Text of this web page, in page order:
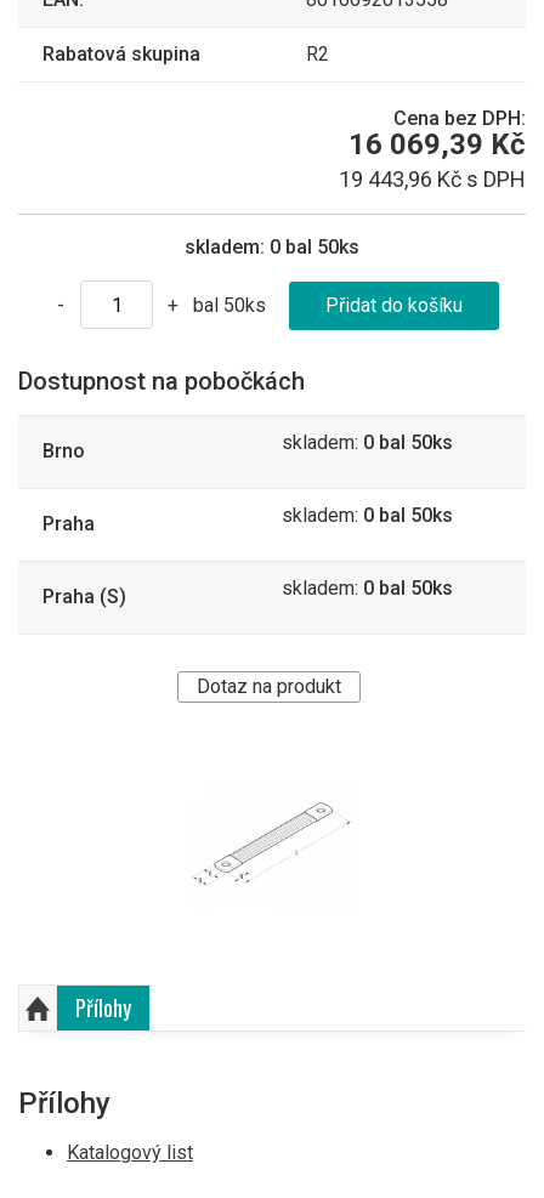
Rabatová skupina R2
Cena bez DPH:
16 069,39 Kč
19 443,96 Kč s DPH
skladem: 0 bal 50ks
- + bal 50ks
Dostupnost na pobočkách
Brno skladem: 0 bal 50ks
Praha skladem: 0 bal 50ks
Praha (S) skladem: 0 bal 50ks
Dotaz na produkt
Přílohy
Přílohy
Katalogový list